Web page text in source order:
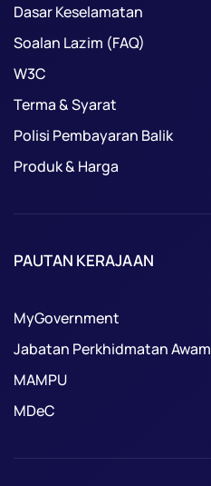
Dasar Keselamatan
Soalan Lazim (FAQ)
W3C
Terma & Syarat
Polisi Pembayaran Balik
Produk & Harga
PAUTAN KERAJAAN
MyGovernment
Jabatan Perkhidmatan Awam
MAMPU
MDeC